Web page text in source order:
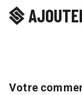
Votre